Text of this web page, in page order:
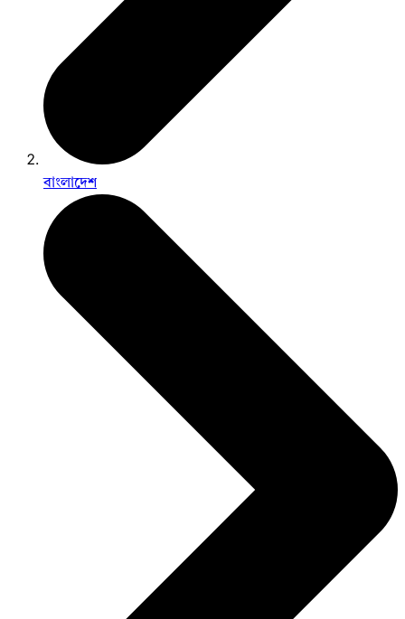
বাংলাদেশ